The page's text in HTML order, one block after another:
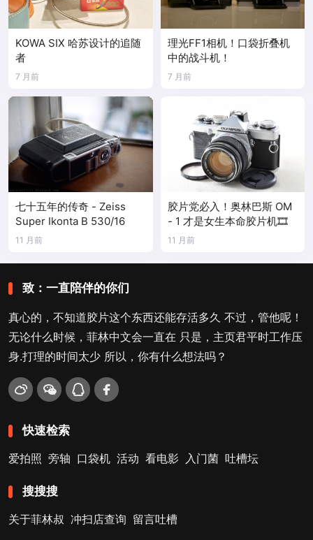
KOWA SIX 哈苏设计的追随
者
7 月前
理光FF1相机！口袋折叠机
中的战斗机！
7 月前
七十五年的传奇 - Zeiss
Super Ikonta B 530/16
11 月前
胶片党必入！奥林巴斯 OM
- 1 才是女生本命胶片机🎞️
11 月前
致：一直陪伴的你们
真心的，不知道胶片这个东西还能存活多久 不过，管他呢！
无论什么时候，菲林中文会一直在 只是，主页君平时工作压
身.打理的时间太少 所以，你有什么想法吗？
快速检索
爱拍照 旁轴 口袋机 活动 看电影 入门菌 吐槽坛
搜搜搜
关于菲林叔 冲扫店查询 留言吐槽